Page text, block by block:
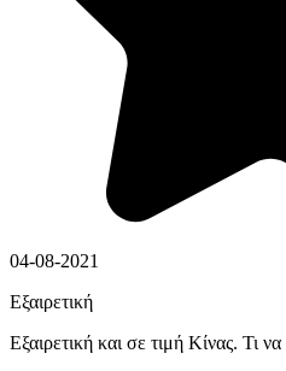
04-08-2021
Εξαιρετική
Εξαιρετική και σε τιμή Κίνας. Τι